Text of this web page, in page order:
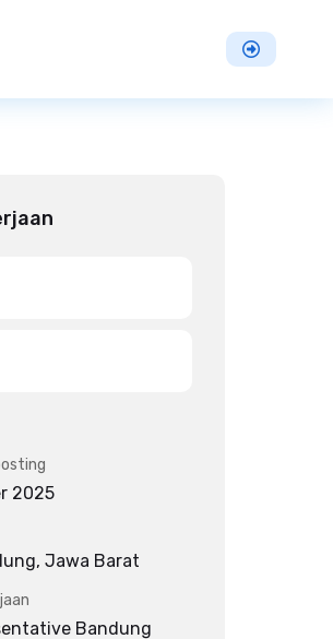
2025
Jawa Barat
Bandung